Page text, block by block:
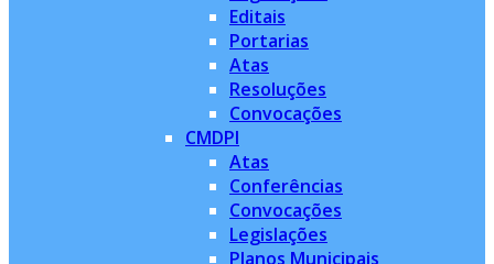
Editais
Portarias
Atas
Resoluções
Convocações
CMDPI
Atas
Conferências
Convocações
Legislações
Planos Municipais